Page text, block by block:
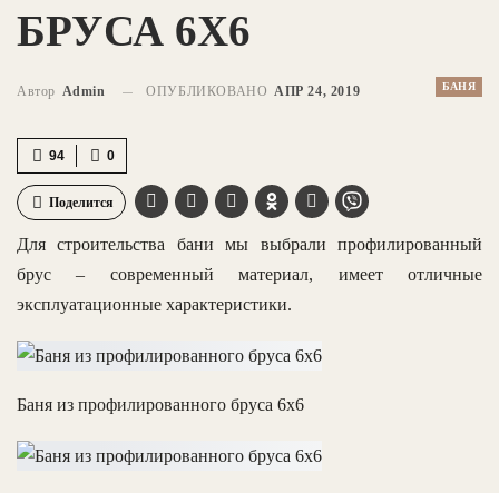
БРУСА 6Х6
БАНЯ
Автор Admin ОПУБЛИКОВАНО АПР 24, 2019
0
94
Поделится
Для строительства бани мы выбрали профилированный
брус – современный материал, имеет отличные
эксплуатационные характеристики.
Баня из профилированного бруса 6х6